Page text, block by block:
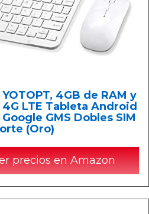
4GB de RAM y
LTE Tableta Android
GMS Dobles SIM
(Oro)
precios en Amazon